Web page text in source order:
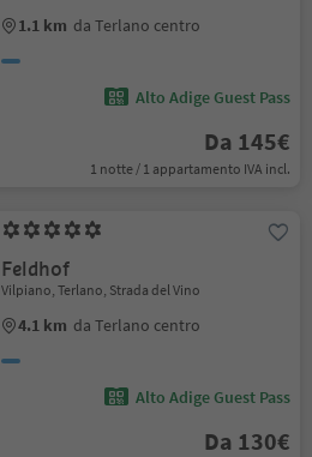
1.1 km da Terlano centro
Alto Adige Guest Pass
Da 145€
1 notte / 1 appartamento IVA incl.
Feldhof
Vilpiano, Terlano, Strada del Vino
4.1 km da Terlano centro
Alto Adige Guest Pass
Da 130€